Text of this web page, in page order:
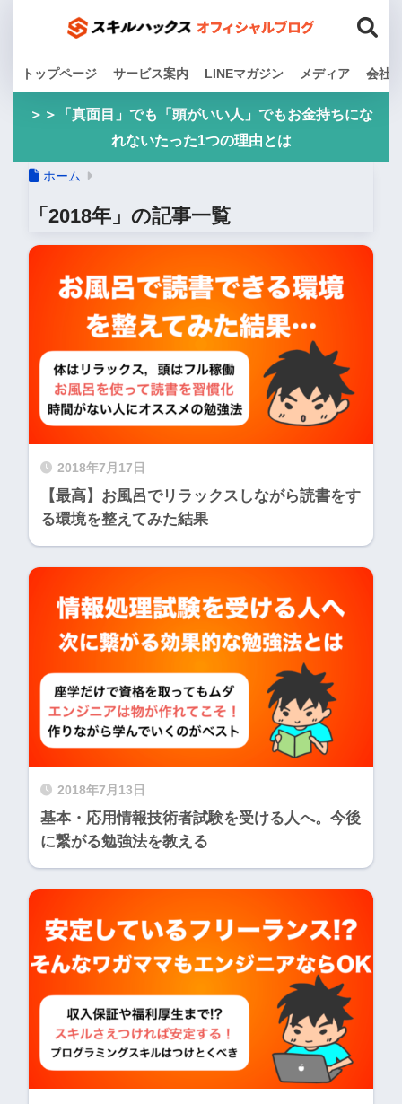
トップページ サービス案内 LINEマガジン メディア 会社
＞＞「真面目」でも「頭がいい人」でもお金持ちにな
れないたった1つの理由とは
ホーム
「2018年」の記事一覧
2018年7月17日
【最高】お風呂でリラックスしながら読書をす
る環境を整えてみた結果
2018年7月13日
基本・応用情報技術者試験を受ける人へ。今後
に繋がる勉強法を教える